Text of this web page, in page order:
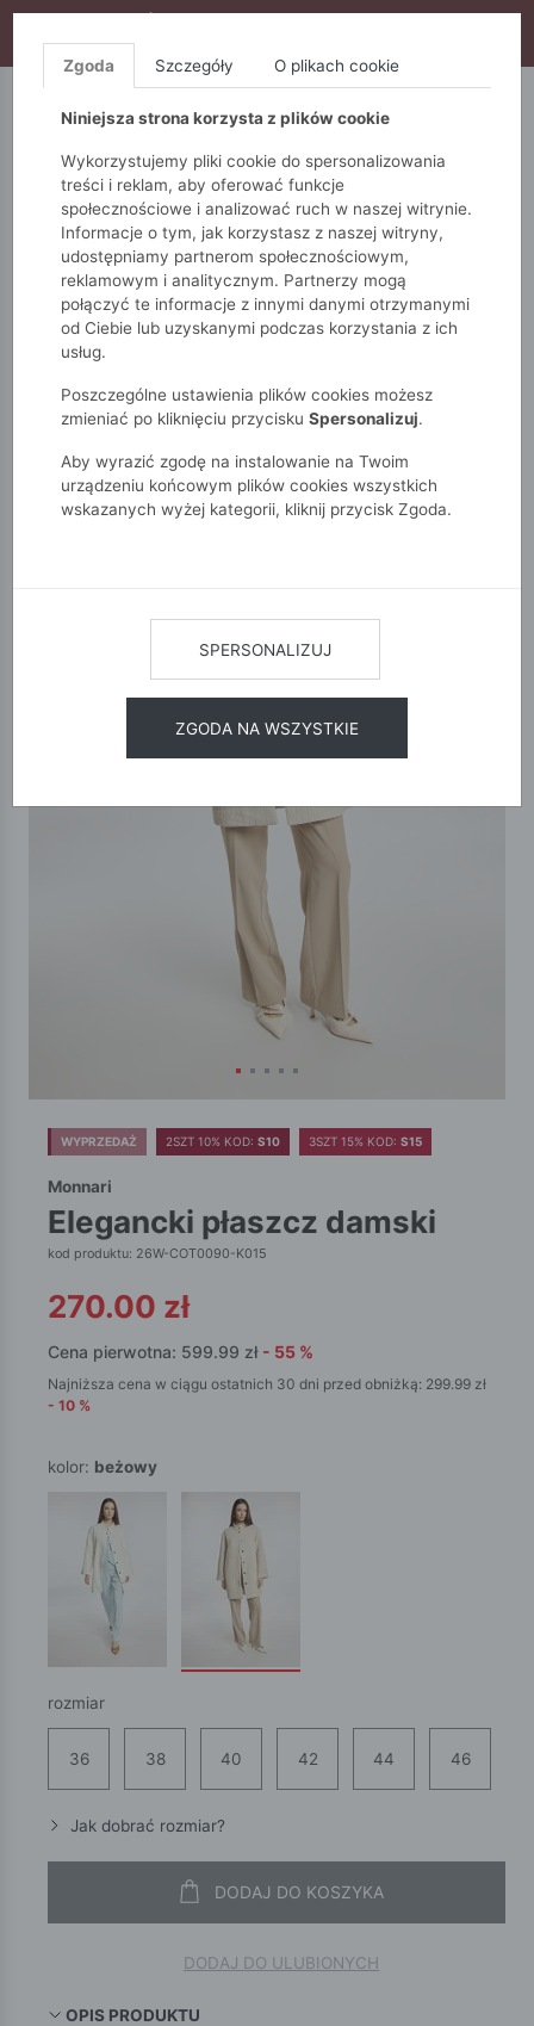
S10), DODATKOWE 15% ZA 3SZT (KOD: S15)
5.10.15. QUIOSQUE
Monnari Zobacz wszystko Płaszcze
Klasyczne
Elegancki płaszcz damski
WYPRZEDAŻ 2SZT 10% KOD: S10 3SZT 15% KOD: S15
Monnari
elegancki płaszcz damski
kod produktu: 26W-COT0090-K015
270.00 zł
Cena pierwotna: 599.99 zł - 55 %
Najniższa cena w ciągu ostatnich 30 dni przed obniżką: 299.99 zł
- 10 %
kolor: beżowy
rozmiar
36 38 40 42 44 46
Jak dobrać rozmiar?
DODAJ DO KOSZYKA
DODAJ DO ULUBIONYCH
OPIS PRODUKTU
Zgoda Szczegóły O plikach cookie
Niniejsza strona korzysta z plików cookie
Wykorzystujemy pliki cookie do spersonalizowania
treści i reklam, aby oferować funkcje
społecznościowe i analizować ruch w naszej witrynie.
Informacje o tym, jak korzystasz z naszej witryny,
udostępniamy partnerom społecznościowym,
reklamowym i analitycznym. Partnerzy mogą
połączyć te informacje z innymi danymi otrzymanymi
od Ciebie lub uzyskanymi podczas korzystania z ich
usług.
Poszczególne ustawienia plików cookies możesz
zmieniać po kliknięciu przycisku Spersonalizuj.
Aby wyrazić zgodę na instalowanie na Twoim
urządzeniu końcowym plików cookies wszystkich
wskazanych wyżej kategorii, kliknij przycisk Zgoda.
SPERSONALIZUJ
ZGODA NA WSZYSTKIE